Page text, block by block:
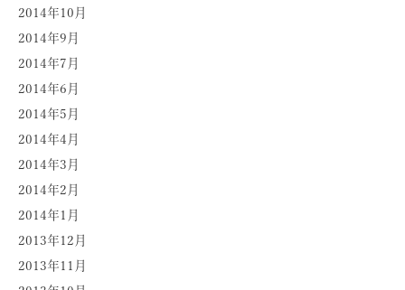
2014年10月
2014年9月
2014年7月
2014年6月
2014年5月
2014年4月
2014年3月
2014年2月
2014年1月
2013年12月
2013年11月